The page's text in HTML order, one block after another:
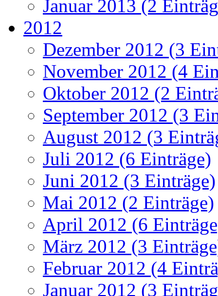
Januar 2013 (2
2012
Dezember 2012 (3
November 2012 (4
Oktober 2012 (2
September 2012 (3
August 2012 (3
Juli 2012 (6 Einträge)
Juni 2012 (3 Einträge)
Mai 2012 (2 Einträge)
April 2012 (6
März 2012 (3
Februar 2012 (4
Januar 2012 (3